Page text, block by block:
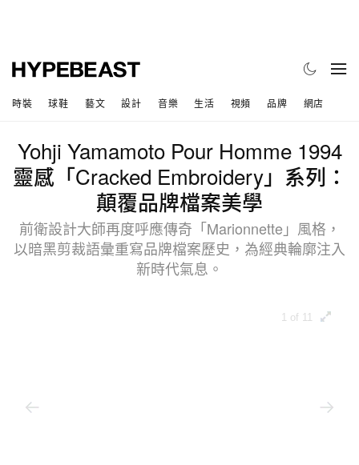
時裝 球鞋 藝文 設計 音樂 生活 視頻 品牌 網店
Yohji Yamamoto Pour Homme 1994
靈感「Cracked Embroidery」系列：
顛覆品牌檔案美學
前衛設計大師再度呼應傳奇「Marionnette」風格，
以暗黑剪裁語彙重寫品牌檔案歷史，為經典輪廓注入
新時代氣息。
1 of 11